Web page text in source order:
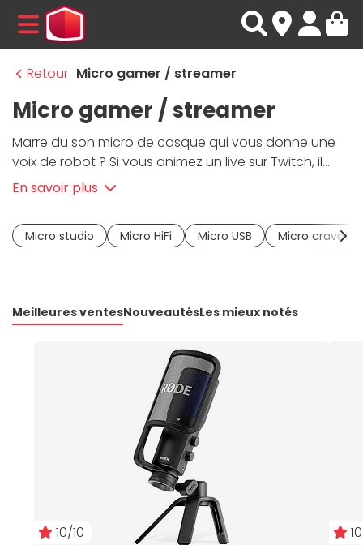
MENU
Retour Micro gamer / streamer
Micro gamer / streamer
Marre du son micro de casque qui vous donne une
voix de robot ? Si vous animez un live sur Twitch, il
vous faut un son clair, net, pro. Le
, c'est la porte d'entrée vers des parties
immersives, des viewers fidèles et des clips partagés.
Optez pour des valeurs sûres comme les micros PC
réduction de bruit... Les spécs techniques de ces
niveau des créateurs pros. Pour le gaming vocal (FPS,
coopération intense) ou le streaming (podcast,
modèle de microphone
sur Materiel.net a été soigneusement sélectionné par
En savoir plus
Micro studio Micro HiFi Micro USB Micro cravate
Meilleures ventesNouveautésLes mieux notés
10/10